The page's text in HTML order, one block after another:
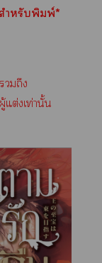
ำหรับพิมพ์*
ถึง
แต่งเท่านั้น